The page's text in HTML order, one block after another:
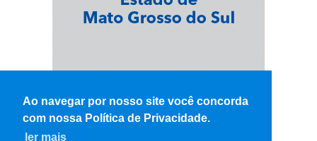
Ao navegar por nosso site você concorda
com nossa Política de Privacidade.
ler mais